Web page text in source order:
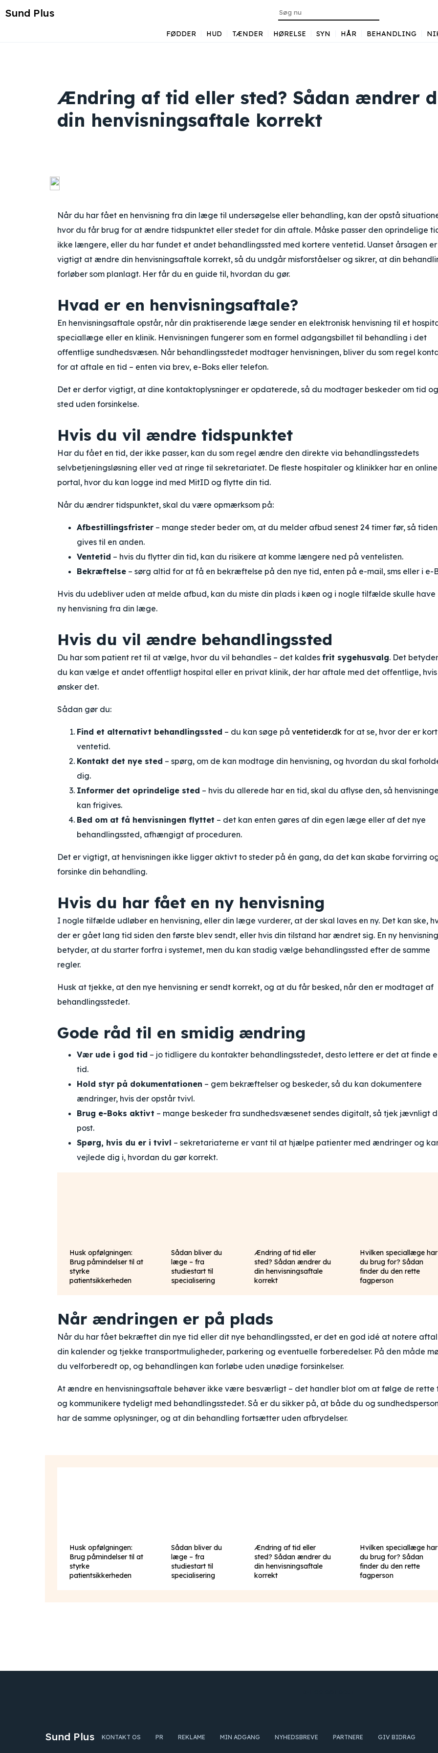
Sund Plus
FØDDER HUD TÆNDER HØRELSE SYN HÅR BEHANDLING
Ændring af tid eller sted? Sådan ændrer
din henvisningsaftale korrekt
Når du har fået en henvisning fra din læge til undersøgelse eller behandling, kan der opstå
hvor du får brug for at ændre tidspunktet eller stedet for din aftale. Måske passer den oprindelige
ikke længere, eller du har fundet et andet behandlingssted med kortere ventetid. Uanset årsagen
vigtigt at ændre din henvisningsaftale korrekt, så du undgår misforståelser og sikrer, at din
forløber som planlagt. Her får du en guide til, hvordan du gør.
Hvad er en henvisningsaftale?
En henvisningsaftale opstår, når din praktiserende læge sender en elektronisk henvisning til et
speciallæge eller en klinik. Henvisningen fungerer som en formel adgangsbillet til behandling i det
offentlige sundhedsvæsen. Når behandlingsstedet modtager henvisningen, bliver du som regel
for at aftale en tid – enten via brev, e-Boks eller telefon.
Det er derfor vigtigt, at dine kontaktoplysninger er opdaterede, så du modtager beskeder om tid og
sted uden forsinkelse.
Hvis du vil ændre tidspunktet
Har du fået en tid, der ikke passer, kan du som regel ændre den direkte via behandlingsstedets
selvbetjeningsløsning eller ved at ringe til sekretariatet. De fleste hospitaler og klinikker har en online
portal, hvor du kan logge ind med MitID og flytte din tid.
Når du ændrer tidspunktet, skal du være opmærksom på:
Afbestillingsfrister – mange steder beder om, at du melder afbud senest 24 timer før, så
gives til en anden.
Ventetid – hvis du flytter din tid, kan du risikere at komme længere ned på ventelisten.
Bekræftelse – sørg altid for at få en bekræftelse på den nye tid, enten på e-mail, sms eller i e-
Hvis du udebliver uden at melde afbud, kan du miste din plads i køen og i nogle tilfælde skulle have
ny henvisning fra din læge.
Hvis du vil ændre behandlingssted
Du har som patient ret til at vælge, hvor du vil behandles – det kaldes frit sygehusvalg. Det
du kan vælge et andet offentligt hospital eller en privat klinik, der har aftale med det offentlige,
ønsker det.
Sådan gør du:
Find et alternativt behandlingssted – du kan søge på ventetider.dk for at se, hvor der er
ventetid.
Kontakt det nye sted – spørg, om de kan modtage din henvisning, og hvordan du skal
dig.
Informer det oprindelige sted – hvis du allerede har en tid, skal du aflyse den, så
kan frigives.
Bed om at få henvisningen flyttet – det kan enten gøres af din egen læge eller af det nye
behandlingssted, afhængigt af proceduren.
Det er vigtigt, at henvisningen ikke ligger aktivt to steder på én gang, da det kan skabe forvirring
forsinke din behandling.
Hvis du har fået en ny henvisning
I nogle tilfælde udløber en henvisning, eller din læge vurderer, at der skal laves en ny. Det kan ske,
der er gået lang tid siden den første blev sendt, eller hvis din tilstand har ændret sig. En ny henvisning
betyder, at du starter forfra i systemet, men du kan stadig vælge behandlingssted efter de samme
regler.
Husk at tjekke, at den nye henvisning er sendt korrekt, og at du får besked, når den er modtaget af
behandlingsstedet.
Gode råd til en smidig ændring
Vær ude i god tid – jo tidligere du kontakter behandlingsstedet, desto lettere er det at finde
tid.
Hold styr på dokumentationen – gem bekræftelser og beskeder, så du kan dokumentere
ændringer, hvis der opstår tvivl.
Brug e-Boks aktivt – mange beskeder fra sundhedsvæsenet sendes digitalt, så tjek jævnligt
post.
Spørg, hvis du er i tvivl – sekretariaterne er vant til at hjælpe patienter med ændringer og
vejlede dig i, hvordan du gør korrekt.
Husk opfølgningen:
Brug påmindelser til at
styrke
patientsikkerheden
Sådan bliver du
læge – fra
studiestart til
specialisering
Ændring af tid eller
sted? Sådan ændrer du
din henvisningsaftale
korrekt
Hvilken speciallæge har
du brug for? Sådan
finder du den rette
fagperson
Når ændringen er på plads
Når du har fået bekræftet din nye tid eller dit nye behandlingssted, er det en god idé at notere
din kalender og tjekke transportmuligheder, parkering og eventuelle forberedelser. På den måde
du velforberedt op, og behandlingen kan forløbe uden unødige forsinkelser.
At ændre en henvisningsaftale behøver ikke være besværligt – det handler blot om at følge de rette
og kommunikere tydeligt med behandlingsstedet. Så er du sikker på, at både du og
har de samme oplysninger, og at din behandling fortsætter uden afbrydelser.
Husk opfølgningen:
Brug påmindelser til at
styrke
patientsikkerheden
Sådan bliver du
læge – fra
studiestart til
specialisering
Ændring af tid eller
sted? Sådan ændrer du
din henvisningsaftale
korrekt
Hvilken speciallæge har
du brug for? Sådan
finder du den rette
fagperson
Sund Plus KONTAKT OS PR REKLAME MIN ADGANG NYHEDSBREVE PARTNERE GIV BIDRAG